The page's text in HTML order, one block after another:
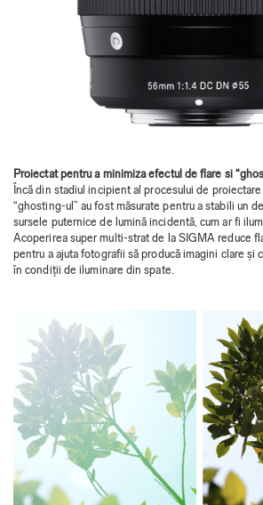
Proiectat pentru a minimiza efectul de flare si
Încă din stadiul incipient al procesului de
“ghosting-ul” au fost măsurate pentru a stabili un
sursele puternice de lumină incidentă, cum ar fi
Acoperirea super multi-strat de la SIGMA reduce
pentru a ajuta fotografii să producă imagini clare și
în condiții de iluminare din spate.